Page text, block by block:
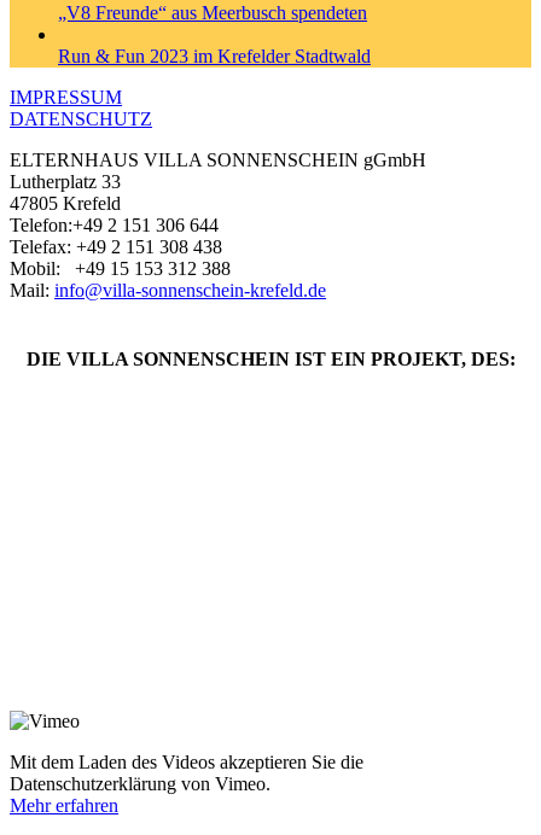
„V8 Freunde“ aus Meerbusch spendeten
Run & Fun 2023 im Krefelder Stadtwald
IMPRESSUM
DATENSCHUTZ
ELTERNHAUS VILLA SONNENSCHEIN gGmbH
Lutherplatz 33
47805 Krefeld
Telefon:+49 2 151 306 644
Telefax: +49 2 151 308 438
Mobil: +49 ‭15 153 312 388‬
Mail: info@villa-sonnenschein-krefeld.de
DIE VILLA SONNENSCHEIN IST EIN PROJEKT, DES:
Mit dem Laden des Videos akzeptieren Sie die
Datenschutzerklärung von Vimeo.
Mehr erfahren